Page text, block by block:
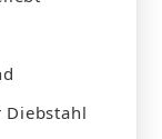
Diebstahl